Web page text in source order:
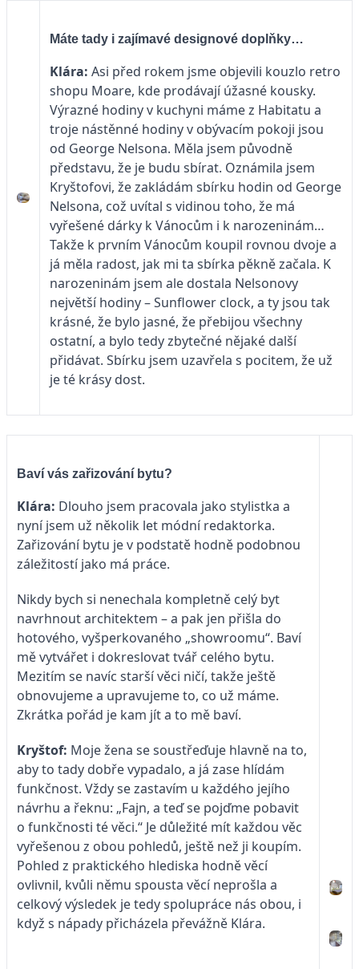
Máte tady i zajímavé designové doplňky…
Klára: Asi před rokem jsme objevili kouzlo retro
shopu Moare, kde prodávají úžasné kousky.
Výrazné hodiny v kuchyni máme z Habitatu a
troje nástěnné hodiny v obývacím pokoji jsou
od George Nelsona. Měla jsem původně
představu, že je budu sbírat. Oznámila jsem
Kryštofovi, že zakládám sbírku hodin od George
Nelsona, což uvítal s vidinou toho, že má
vyřešené dárky k Vánocům i k narozeninám…
Takže k prvním Vánocům koupil rovnou dvoje a
já měla radost, jak mi ta sbírka pěkně začala. K
narozeninám jsem ale dostala Nelsonovy
největší hodiny – Sunflower clock, a ty jsou tak
krásné, že bylo jasné, že přebijou všechny
ostatní, a bylo tedy zbytečné nějaké další
přidávat. Sbírku jsem uzavřela s pocitem, že už
je té krásy dost.
Baví vás zařizování bytu?
Klára: Dlouho jsem pracovala jako stylistka a
nyní jsem už několik let módní redaktorka.
Zařizování bytu je v podstatě hodně podobnou
záležitostí jako má práce.
Nikdy bych si nenechala kompletně celý byt
navrhnout architektem – a pak jen přišla do
hotového, vyšperkovaného „showroomu“. Baví
mě vytvářet i dokreslovat tvář celého bytu.
Mezitím se navíc starší věci ničí, takže ještě
obnovujeme a upravujeme to, co už máme.
Zkrátka pořád je kam jít a to mě baví.
Kryštof: Moje žena se soustřeďuje hlavně na to,
aby to tady dobře vypadalo, a já zase hlídám
funkčnost. Vždy se zastavím u každého jejího
návrhu a řeknu: „Fajn, a teď se pojďme pobavit
o funkčnosti té věci.“ Je důležité mít každou věc
vyřešenou z obou pohledů, ještě než ji koupím.
Pohled z praktického hlediska hodně věcí
ovlivnil, kvůli němu spousta věcí neprošla a
celkový výsledek je tedy spolupráce nás obou, i
když s nápady přicházela převážně Klára.